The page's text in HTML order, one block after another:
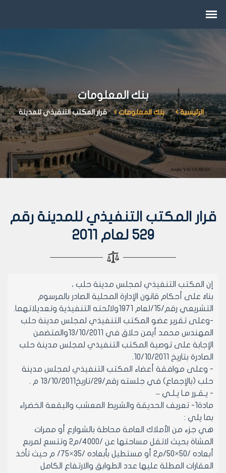
بنك المعلومات
الرئيسية بنك المعلومات قرار المكتب التنفيذي للمدينة
قرار المكتب التنفيذي للمدينة رقم
529 لعام 2011
إن المكتب التنفيذي لمجلس مدينة حلب ،
بناءً على أحكام قانون الإدارة المحلية الصادر بالمرسوم
التشريعي رقم/15/لعام 1971ولائحته التنفيذية وتعديلاتهما.
-وعلى تقرير عضو المكتب التنفيذي لمجلس مدينة حلب
المهندس محمد أيمن حلاق في 13/10/2011والمتضمن
الإجابة على توصية المكتب التنفيذي لمجلس مدينة حلب
الصادرة بتاريخ 10/10/2011.
- وعلى موافقة أعضاء المكتب التنفيذي لمجلس مدينة
حلب (بالإجماع) في جلسته رقم/29/تاريخ13/10/2011 م .
- يـقـرر مـا يـلـي –
مادة1- تعريف الحديقة والشريط المعشب والبقعة الخضراء
بما يلي :
هي جزء من الأملاك العامة محاطة بالشوارع أو ممرات
المشاة بحيث لاتقل مساحتها عن /4000/م2 وتتسع لمربع
أبعاده /50×50/م2 أو مستطيل بأبعاده /35×75/ م حيث تأخذ
العقارات المطلة عليها عدد الطوابق والارتفاع الكامل